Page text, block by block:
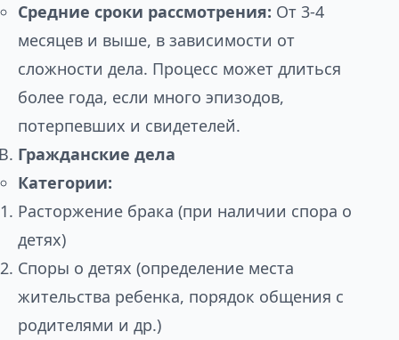
Средние сроки рассмотрения: От 3-4
месяцев и выше, в зависимости от
сложности дела. Процесс может длиться
более года, если много эпизодов,
потерпевших и свидетелей.
Гражданские дела
Категории:
Расторжение брака (при наличии спора о
детях)
Споры о детях (определение места
жительства ребенка, порядок общения с
родителями и др.)